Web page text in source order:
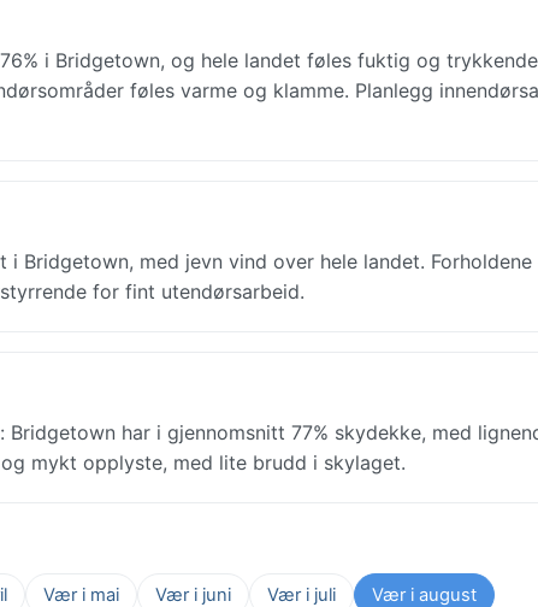
i Bridgetown, og hele landet føles fuktig og
føles varme og klamme. Planlegg
Bridgetown, med jevn vind over hele landet. Forholdene
for fint utendørsarbeid.
har i gjennomsnitt 77% skydekke, med
mykt opplyste, med lite brudd i skylaget.
Vær i mai Vær i juni Vær i juli
Vær i august